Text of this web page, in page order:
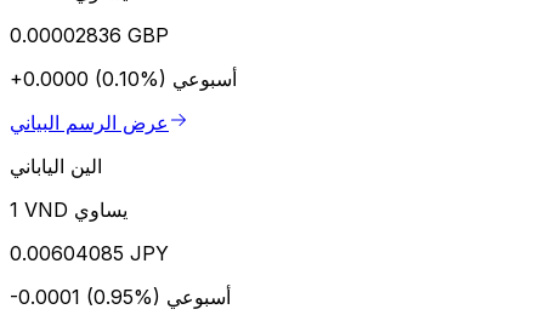
0.00002836 GBP
+0.0000 (0.10%) أسبوعي
عرض الرسم البياني
الين الياباني
1 VND يساوي
0.00604085 JPY
-0.0001 (0.95%) أسبوعي